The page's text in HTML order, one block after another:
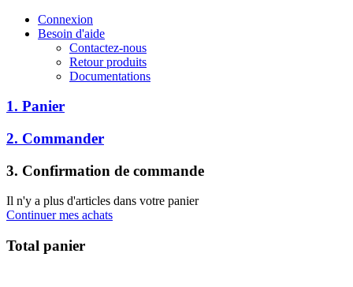
Connexion
Besoin d'aide
Contactez-nous
Retour produits
Documentations
1. Panier
2. Commander
3. Confirmation de commande
Il n'y a plus d'articles dans votre panier
Continuer mes achats
Total panier